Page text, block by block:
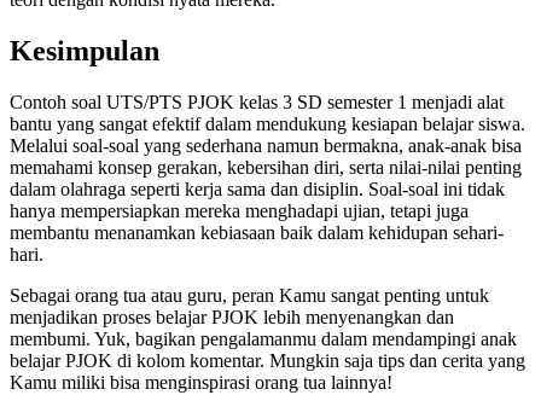
Kesimpulan
Contoh soal UTS/PTS PJOK kelas 3 SD semester 1 menjadi alat
bantu yang sangat efektif dalam mendukung kesiapan belajar siswa.
Melalui soal-soal yang sederhana namun bermakna, anak-anak bisa
memahami konsep gerakan, kebersihan diri, serta nilai-nilai penting
dalam olahraga seperti kerja sama dan disiplin. Soal-soal ini tidak
hanya mempersiapkan mereka menghadapi ujian, tetapi juga
membantu menanamkan kebiasaan baik dalam kehidupan sehari-
hari.
Sebagai orang tua atau guru, peran Kamu sangat penting untuk
menjadikan proses belajar PJOK lebih menyenangkan dan
membumi. Yuk, bagikan pengalamanmu dalam mendampingi anak
belajar PJOK di kolom komentar. Mungkin saja tips dan cerita yang
Kamu miliki bisa menginspirasi orang tua lainnya!